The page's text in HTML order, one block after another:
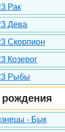
Рак
Дева
Скорпион
Козерог
Рыбы
рождения
- Бык